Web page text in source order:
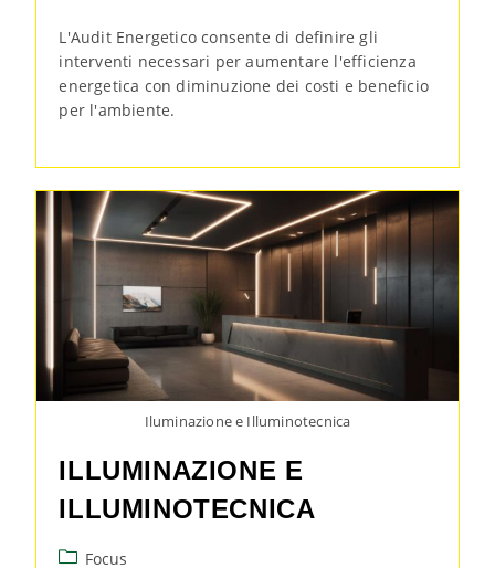
L'Audit Energetico consente di definire gli
interventi necessari per aumentare l'efficienza
energetica con diminuzione dei costi e beneficio
per l'ambiente.
Iluminazione e Illuminotecnica
ILLUMINAZIONE E
ILLUMINOTECNICA
Focus